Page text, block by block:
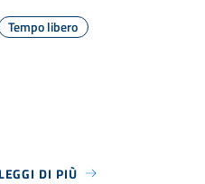
Tempo libero
LEGGI DI PIÙ